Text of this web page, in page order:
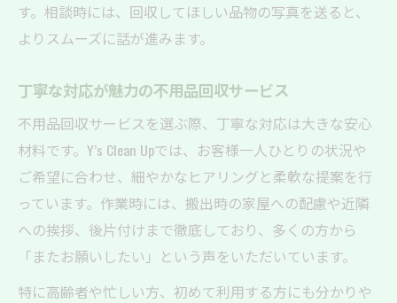
す。相談時には、回収してほしい品物の写真を送ると、
よりスムーズに話が進みます。
丁寧な対応が魅力の不用品回収サービス
不用品回収サービスを選ぶ際、丁寧な対応は大きな安心
材料です。Y’s Clean Upでは、お客様一人ひとりの状況や
ご希望に合わせ、細やかなヒアリングと柔軟な提案を行
っています。作業時には、搬出時の家屋への配慮や近隣
への挨拶、後片付けまで徹底しており、多くの方から
「またお願いしたい」という声をいただいています。
特に高齢者や忙しい方、初めて利用する方にも分かりや